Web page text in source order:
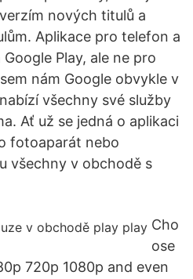
nových titulů a
Aplikace pro telefon a
Play, ale ne pro
nám Google obvykle v
všechny své služby
Ať už se jedná o aplikaci
fotoaparát nebo
všechny v obchodě s
Cho
ose
720p 1080p and even